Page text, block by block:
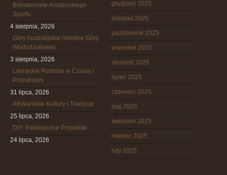
Bohaterowie Amatorskiego
Sportu
4 sierpnia, 2026
Góry Australijskie (Wielkie Góry
Wododziałowe)
3 sierpnia, 2026
Literackie Podróże w Czasie i
Przestrzeni
31 lipca, 2026
Afrykańskie Kultury i Tradycje
25 lipca, 2026
DIY: Patriotyczne Przeróbki
24 lipca, 2026
grudzień 2025
listopad 2025
październik 2025
wrzesień 2025
sierpień 2025
lipiec 2025
czerwiec 2025
maj 2025
kwiecień 2025
marzec 2025
luty 2025